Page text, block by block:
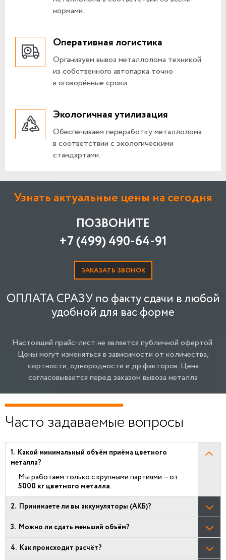
нормами.
Оперативная логистика
Организуем вывоз металлолома техникой
из собственного автопарка точно
в оговорённые сроки.
Экологичная утилизация
Обеспечиваем переработку металлолома
в соответствии с экологическими
стандартами.
Узнать актуальные цены на сегодня
ПОЗВОНИТЕ
+7 (499) 490-64-91
ЗАКАЗАТЬ ЗВОНОК
ОПЛАТА СРАЗУ по факту сдачи в любой
удобной для вас форме
Настоящий прайс-лист не является публичной офертой.
Цены могут изменяться в зависимости от количества,
сортности, однородности и др.факторов. Цена
согласовывается перед заказом вывоза металла
Часто задаваемые вопросы
Какой минимальный объём приёма цветного
металла?
Мы работаем только с крупными партиями — от
5000 кг цветного металла.
Принимаете ли вы аккумуляторы (АКБ)?
Можно ли сдать меньший объём?
Как происходит расчёт?